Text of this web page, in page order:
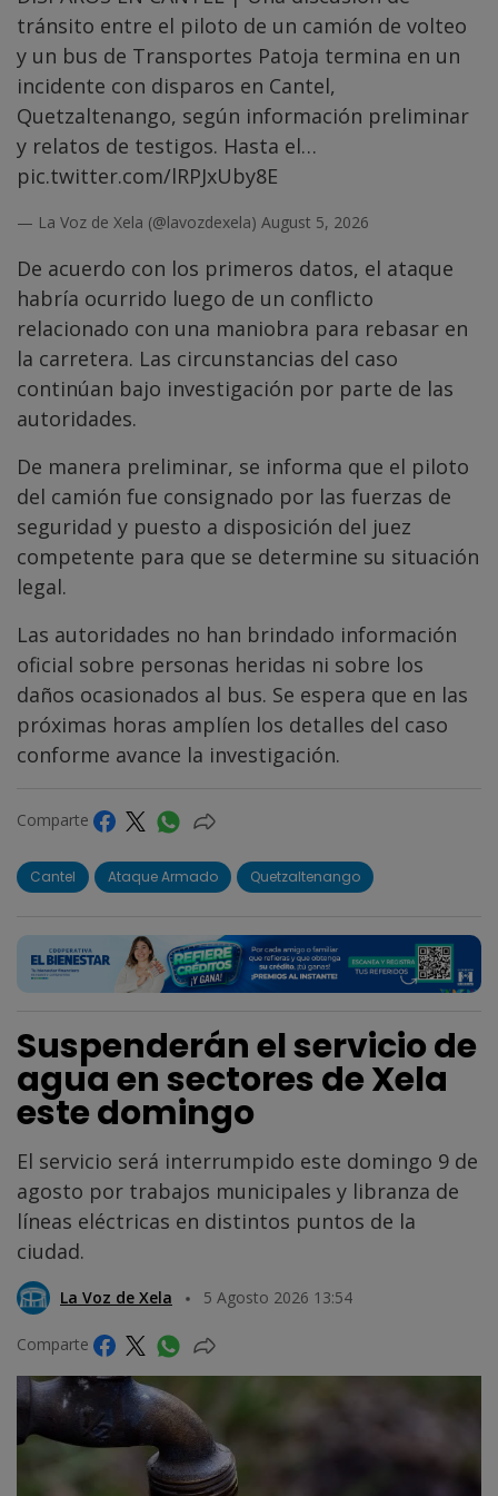
tránsito entre el piloto de un camión de volteo
y un bus de Transportes Patoja termina en un
incidente con disparos en Cantel,
Quetzaltenango, según información preliminar
y relatos de testigos. Hasta el…
pic.twitter.com/lRPJxUby8E
— La Voz de Xela (@lavozdexela) August 5, 2026
De acuerdo con los primeros datos, el ataque
habría ocurrido luego de un conflicto
relacionado con una maniobra para rebasar en
la carretera. Las circunstancias del caso
continúan bajo investigación por parte de las
autoridades.
De manera preliminar, se informa que el piloto
del camión fue consignado por las fuerzas de
seguridad y puesto a disposición del juez
competente para que se determine su situación
legal.
Las autoridades no han brindado información
oficial sobre personas heridas ni sobre los
daños ocasionados al bus. Se espera que en las
próximas horas amplíen los detalles del caso
conforme avance la investigación.
Comparte
Cantel Ataque Armado Quetzaltenango
Suspenderán el servicio de
agua en sectores de Xela
este domingo
El servicio será interrumpido este domingo 9 de
agosto por trabajos municipales y libranza de
líneas eléctricas en distintos puntos de la
ciudad.
La Voz de Xela 5 Agosto 2026 13:54
Comparte